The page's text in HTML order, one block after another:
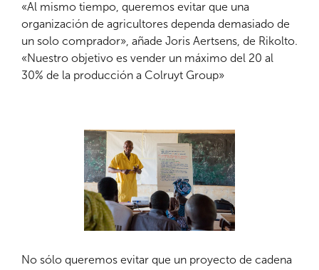
«Al mismo tiempo, queremos evitar que una
organización de agricultores dependa demasiado de
un solo comprador», añade Joris Aertsens, de Rikolto.
«Nuestro objetivo es vender un máximo del 20 al
30% de la producción a Colruyt Group»
No sólo queremos evitar que un proyecto de cadena